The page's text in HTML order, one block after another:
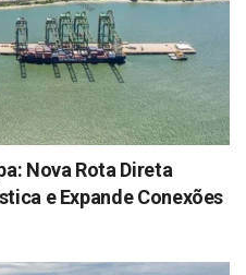
Nova Rota Direta
e Expande Conexões